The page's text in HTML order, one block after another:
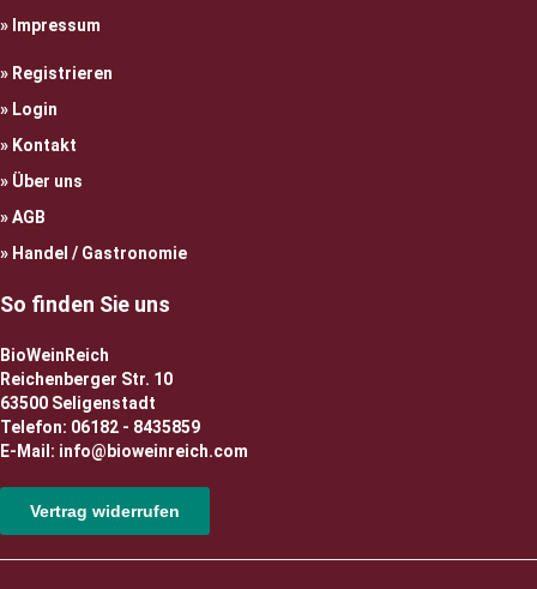
Impressum
Registrieren
Login
Kontakt
Über uns
AGB
Handel / Gastronomie
So finden Sie uns
BioWeinReich
Reichenberger Str. 10
63500 Seligenstadt
Telefon: 06182 - 8435859
E-Mail: info@bioweinreich.com
Vertrag widerrufen